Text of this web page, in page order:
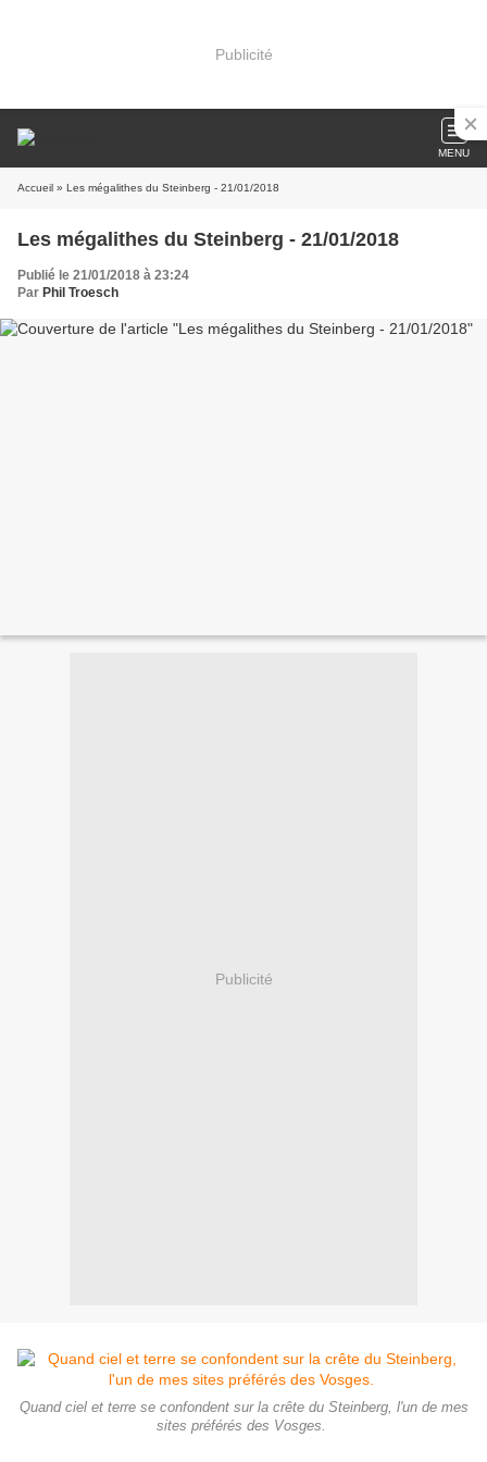
Publicité
MENU
Accueil » Les mégalithes du Steinberg - 21/01/2018
Les mégalithes du Steinberg - 21/01/2018
Publié le 21/01/2018 à 23:24
Par Phil Troesch
Publicité
Quand ciel et terre se confondent sur la crête du Steinberg, l'un de mes
sites préférés des Vosges.